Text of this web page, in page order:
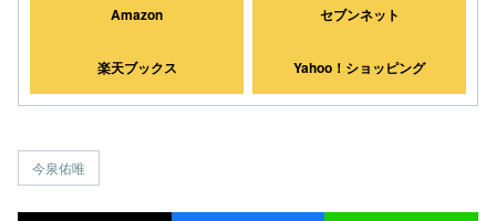
Amazon セブンネット
楽天ブックス Yahoo！ショッピング
今泉佑唯